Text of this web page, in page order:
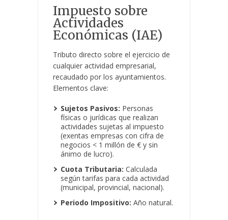
Impuesto sobre
Actividades
Económicas (IAE)
Tributo directo sobre el ejercicio de
cualquier actividad empresarial,
recaudado por los ayuntamientos.
Elementos clave:
Sujetos Pasivos: Personas
físicas o jurídicas que realizan
actividades sujetas al impuesto
(exentas empresas con cifra de
negocios < 1 millón de € y sin
ánimo de lucro).
Cuota Tributaria: Calculada
según tarifas para cada actividad
(municipal, provincial, nacional).
Periodo Impositivo: Año natural.